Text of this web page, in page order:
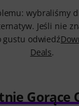
wybraliśmy
Jeśli nie
gustu odwiedź
Deals.
Gorące